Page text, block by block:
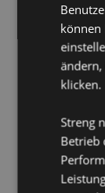
auf der
können.
Möchten
erfahren?
können
ändern,
klicken.
Streng
Betrieb